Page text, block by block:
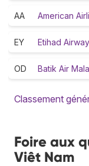
AA American
EY Etihad
OD Batik Air
Classement
Foire aux
Viêt Nam